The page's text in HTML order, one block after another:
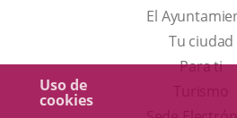
Uso de
cookies
El
Tu ciudad
Para ti